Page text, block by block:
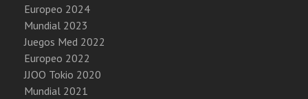
Europeo 2024
Mundial 2023
Juegos Med 2022
Europeo 2022
JJOO Tokio 2020
Mundial 2021